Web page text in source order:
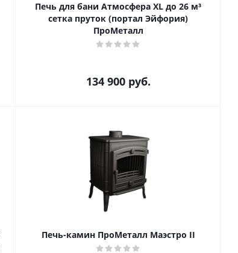
Печь для бани Атмосфера XL до 26 м³
сетка пруток (портал Эйфория)
ПроМеталл
134 900руб.
Печь-камин ПроМеталл Маэстро II